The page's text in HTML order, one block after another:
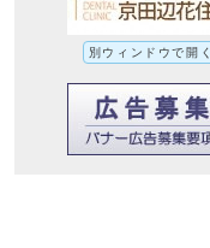
別ウィンドウで開く